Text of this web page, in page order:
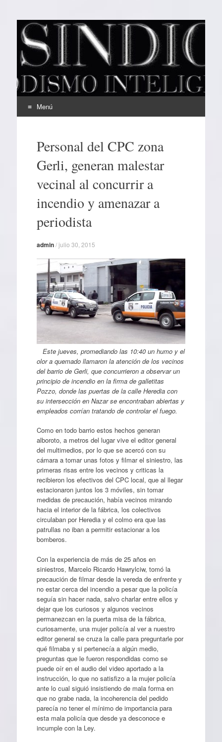
EL SINDICAL
Periodismo Inteligente
Menú
contenidoPersonal del CPC zona
Gerli, generan malestar
vecinal al concurrir a
incendio y amenazar a
periodista
admin/julio 30, 2015
Este jueves, promediando las 10:40 un humo y el
olor a quemado llamaron la atención de los vecinos
del barrio de Gerli, que concurrieron a observar un
principio de incendio en la firma de galletitas
Pozzo, donde las puertas de la calle Heredia con
su intersección en Nazar se encontraban abiertas y
empleados corrían tratando de controlar el fuego.
Como en todo barrio estos hechos generan
alboroto, a metros del lugar vive el editor general
del multimedios, por lo que se acercó con su
cámara a tomar unas fotos y filmar el siniestro, las
primeras risas entre los vecinos y criticas la
recibieron los efectivos del CPC local, que al llegar
estacionaron juntos los 3 móviles, sin tomar
medidas de precaución, había vecinos mirando
hacia el interior de la fábrica, los colectivos
circulaban por Heredia y el colmo era que las
patrullas no iban a permitir estacionar a los
bomberos.
Con la experiencia de más de 25 años en
siniestros, Marcelo Ricardo Hawrylciw, tomó la
precaución de filmar desde la vereda de enfrente y
no estar cerca del incendio a pesar que la policía
seguía sin hacer nada, salvo charlar entre ellos y
dejar que los curiosos y algunos vecinos
permanezcan en la puerta misa de la fábrica,
curiosamente, una mujer policía al ver a nuestro
editor general se cruza la calle para preguntarle por
qué filmaba y si pertenecía a algún medio,
preguntas que le fueron respondidas como se
puede oír en el audio del video aportado a la
instrucción, lo que no satisfizo a la mujer policía
ante lo cual siguió insistiendo de mala forma en
que no grabe nada, la incoherencia del pedido
parecía no tener el mínimo de importancia para
esta mala policía que desde ya desconoce e
incumple con la Ley.